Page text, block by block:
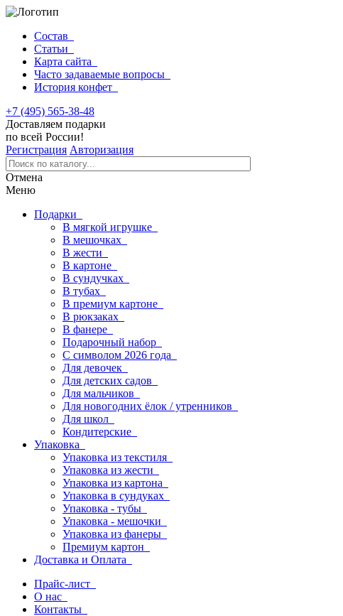
Состав
Статьи
Карта сайта
Часто задаваемые вопросы
История конфет
+7 (495) 565-38-48
Доставляем подарки
по всей России!
Регистрация Авторизация
Отмена
Меню
Подарки
В мягкой игрушке
В мешочках
В жести
В картоне
В сундучках
В тубах
В премиум картоне
В рюкзаках
В фанере
Подарочный набор
С символом 2026 года
Для девочек
Для детских садов
Для мальчиков
Для новогодних ёлок / утренников
Для школ
Кондитерские
Упаковка
Упаковка из текстиля
Упаковка из жести
Упаковка из картона
Упаковка в сундуках
Упаковка - тубы
Упаковка - мешочки
Упаковка из фанеры
Премиум картон
Доставка и Оплата
Прайс-лист
О нас
Контакты